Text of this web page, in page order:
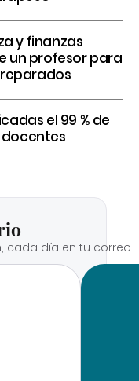
y finanzas
un profesor para
el 99 % de
cada día en tu correo.